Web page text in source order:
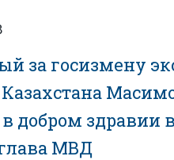
за госизмену
добром здравии в
МВД